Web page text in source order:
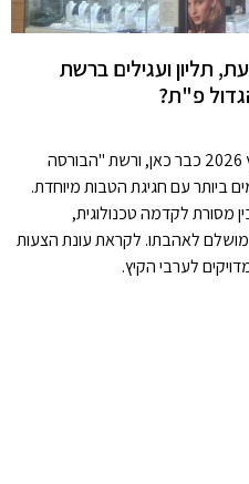
תליון ועגילים ברשת
פ"ת?
עונת החתונות והצעות הנישואין של קיץ 2026 כבר כאן, ורשת "הבורסה
ביותר עם חגיגת הטבות מיוחדת.
מסורת לקדמה טכנולוגית,
לאהבתו. לקראת עונת הצעות
לערבי הקיץ.